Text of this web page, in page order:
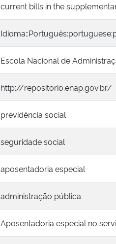
current bills in the
Escola Nacional de
http://repositorio.enap.gov.br/
previdência social
seguridade social
aposentadoria especial
administração pública
Aposentadoria especial no